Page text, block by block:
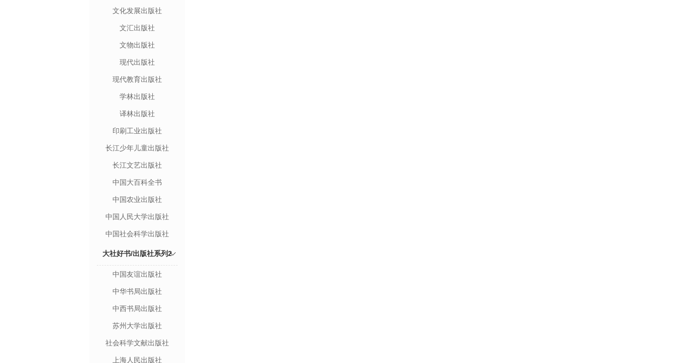
文化发展出版社
文汇出版社
文物出版社
现代出版社
现代教育出版社
学林出版社
译林出版社
印刷工业出版社
长江少年儿童出版社
长江文艺出版社
中国大百科全书
中国农业出版社
中国人民大学出版社
中国社会科学出版社
大社好书/出版社系列2
中国友谊出版社
中华书局出版社
中西书局出版社
苏州大学出版社
社会科学文献出版社
上海人民出版社